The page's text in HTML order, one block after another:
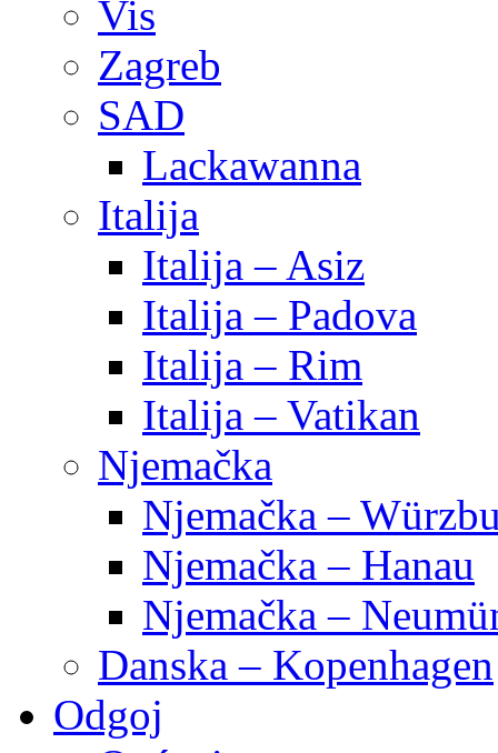
Vis
Zagreb
SAD
Lackawanna
Italija
Italija – Asiz
Italija – Padova
Italija – Rim
Italija – Vatikan
Njemačka
Njemačka –
Njemačka – Hanau
Njemačka –
Danska – Kopenhagen
Odgoj